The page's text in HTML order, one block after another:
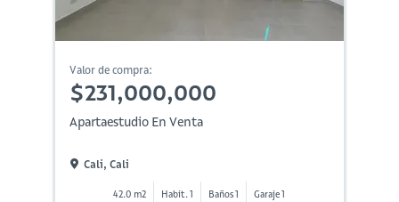
Valor de compra:
$231,000,000
Apartaestudio En Venta
Cali, Cali
42.0 m2 Habit. 1 Baños 1 Garaje 1